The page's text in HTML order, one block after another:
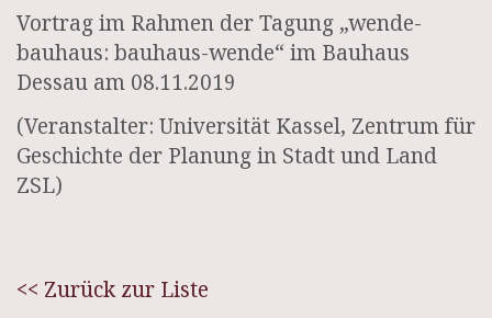
Vortrag im Rahmen der Tagung „wende-
bauhaus: bauhaus-wende“ im Bauhaus
Dessau am 08.11.2019
(Veranstalter: Universität Kassel, Zentrum für
Geschichte der Planung in Stadt und Land
ZSL)
<< Zurück zur Liste